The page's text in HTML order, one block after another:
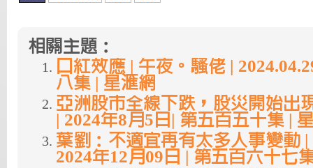
相關主題：
口紅效應 | 午夜。騷佬 |
八集 | 星滙網
亞洲股市全線下跌，股災開始出
| 2024年8月5日| 第五百五十集 |
葉劉：不適宜再有太多人事變動
2024年12月09日 | 第五百六十七